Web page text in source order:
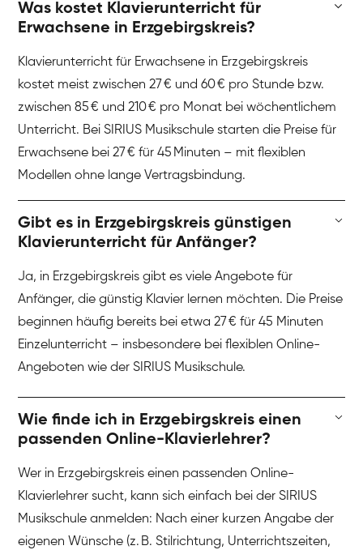
Was kostet Klavierunterricht für
Erwachsene in Erzgebirgskreis?
Klavierunterricht für Erwachsene in Erzgebirgskreis
kostet meist zwischen 27 € und 60 € pro Stunde bzw.
zwischen 85 € und 210 € pro Monat bei wöchentlichem
Unterricht. Bei SIRIUS Musikschule starten die Preise für
Erwachsene bei 27 € für 45 Minuten – mit flexiblen
Modellen ohne lange Vertragsbindung.
Gibt es in Erzgebirgskreis günstigen
Klavierunterricht für Anfänger?
Ja, in Erzgebirgskreis gibt es viele Angebote für
Anfänger, die günstig Klavier lernen möchten. Die Preise
beginnen häufig bereits bei etwa 27 € für 45 Minuten
Einzelunterricht – insbesondere bei flexiblen Online-
Angeboten wie der SIRIUS Musikschule.
Wie finde ich in Erzgebirgskreis einen
passenden Online-Klavierlehrer?
Wer in Erzgebirgskreis einen passenden Online-
Klavierlehrer sucht, kann sich einfach bei der SIRIUS
Musikschule anmelden: Nach einer kurzen Angabe der
eigenen Wünsche (z. B. Stilrichtung, Unterrichtszeiten,